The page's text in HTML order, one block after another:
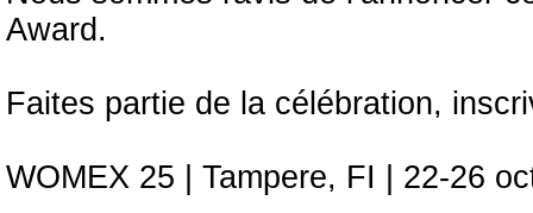
Award.
Faites partie de la célébration,
WOMEX 25 | Tampere, FI | 22-26